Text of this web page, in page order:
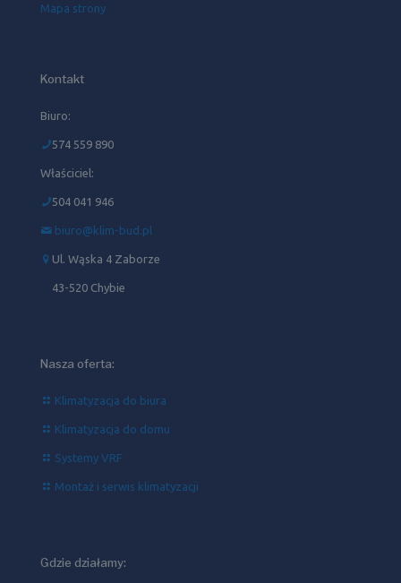
Mapa strony
Kontakt
Biuro:
574 559 890
Właściciel:
504 041 946‬
biuro@klim-bud.pl
Ul. Wąska 4 Zaborze
43-520 Chybie
Nasza oferta:
Klimatyzacja do biura
Klimatyzacja do domu
Systemy VRF
Montaż i serwis klimatyzacji
Gdzie działamy: